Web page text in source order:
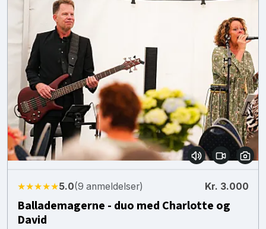
★★★★★5.0(9 anmeldelser) Kr. 3.000
Ballademagerne - duo med Charlotte og
David